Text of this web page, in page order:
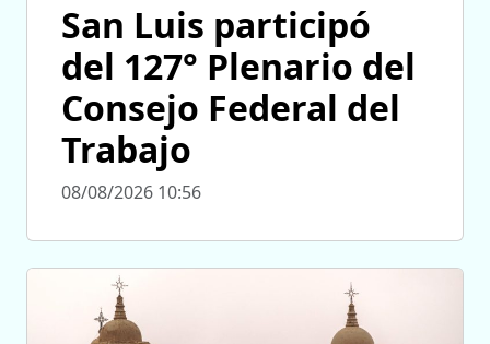
San Luis participó
del 127° Plenario del
Consejo Federal del
Trabajo
08/08/2026 10:56